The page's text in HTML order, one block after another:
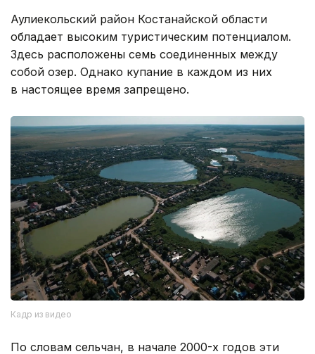
Аулиекольский район Костанайской области
обладает высоким туристическим потенциалом.
Здесь расположены семь соединенных между
собой озер. Однако купание в каждом из них
в настоящее время запрещено.
Кадр из видео
По словам сельчан, в начале 2000-х годов эти